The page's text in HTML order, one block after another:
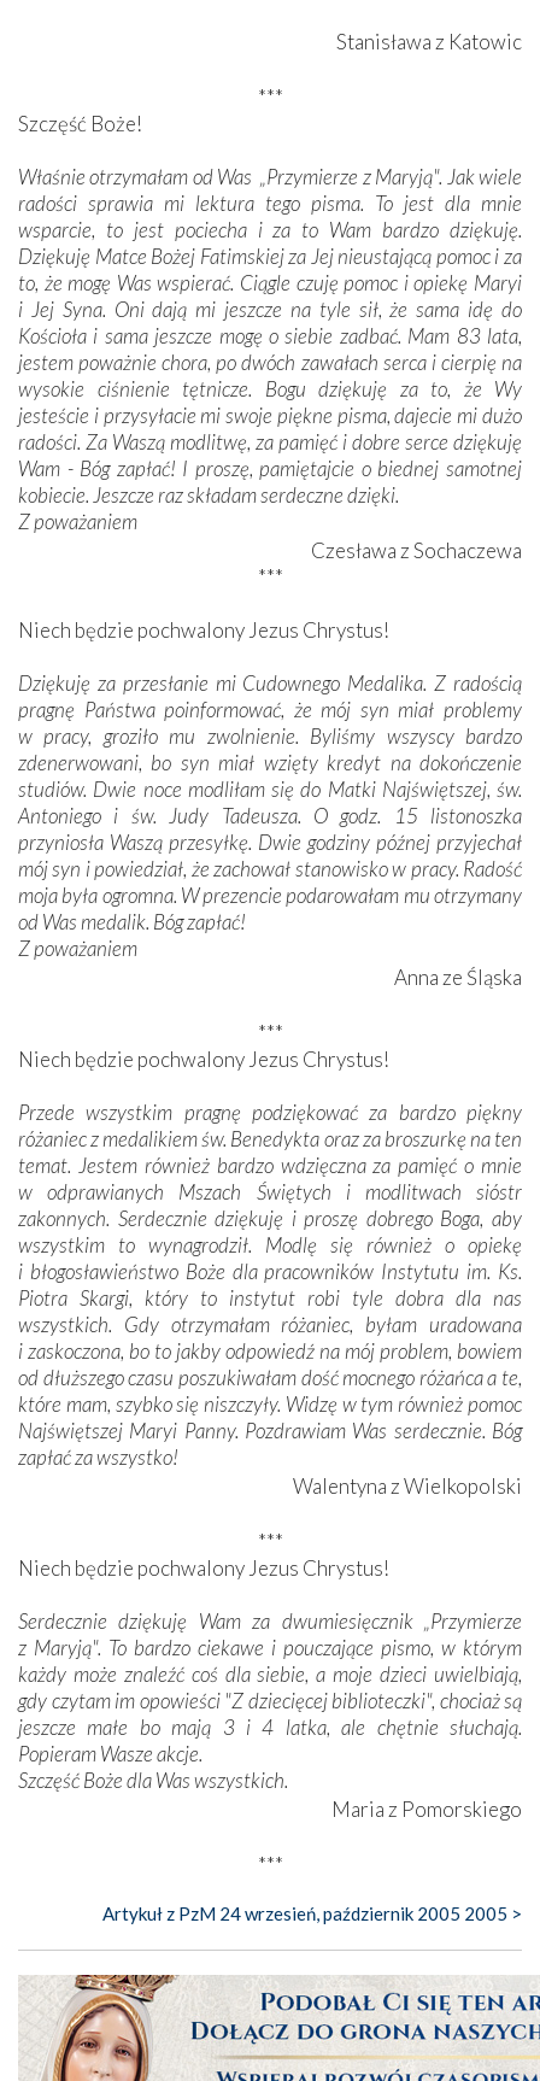
Stanisława z Katowic
***
Szczęść Boże!
Właśnie otrzymałam od Was „Przymierze z Maryją". Jak wiele
radości sprawia mi lektura tego pisma. To jest dla mnie
wsparcie, to jest pociecha i za to Wam bardzo dziękuję.
Dziękuję Matce Bożej Fatimskiej za Jej nieustającą pomoc i za
to, że mogę Was wspierać. Ciągle czuję pomoc i opiekę Maryi
i Jej Syna. Oni dają mi jeszcze na tyle sił, że sama idę do
Kościoła i sama jeszcze mogę o siebie zadbać. Mam 83 lata,
jestem poważnie chora, po dwóch zawałach serca i cierpię na
wysokie ciśnienie tętnicze. Bogu dziękuję za to, że Wy
jesteście i przysyłacie mi swoje piękne pisma, dajecie mi dużo
radości. Za Waszą modlitwę, za pamięć i dobre serce dziękuję
Wam - Bóg zapłać! I proszę, pamiętajcie o biednej samotnej
kobiecie. Jeszcze raz składam serdeczne dzięki.
Z poważaniem
Czesława z Sochaczewa
***
Niech będzie pochwalony Jezus Chrystus!
Dziękuję za przesłanie mi Cudownego Medalika. Z radością
pragnę Państwa poinformować, że mój syn miał problemy
w pracy, groziło mu zwolnienie. Byliśmy wszyscy bardzo
zdenerwowani, bo syn miał wzięty kredyt na dokończenie
studiów. Dwie noce modliłam się do Matki Najświętszej, św.
Antoniego i św. Judy Tadeusza. O godz. 15 listonoszka
przyniosła Waszą przesyłkę. Dwie godziny późnej przyjechał
mój syn i powiedział, że zachował stanowisko w pracy. Radość
moja była ogromna. W prezencie podarowałam mu otrzymany
od Was medalik. Bóg zapłać!
Z poważaniem
Anna ze Śląska
***
Niech będzie pochwalony Jezus Chrystus!
Przede wszystkim pragnę podziękować za bardzo piękny
różaniec z medalikiem św. Benedykta oraz za broszurkę na ten
temat. Jestem również bardzo wdzięczna za pamięć o mnie
w odprawianych Mszach Świętych i modlitwach sióstr
zakonnych. Serdecznie dziękuję i proszę dobrego Boga, aby
wszystkim to wynagrodził. Modlę się również o opiekę
i błogosławieństwo Boże dla pracowników Instytutu im. Ks.
Piotra Skargi, który to instytut robi tyle dobra dla nas
wszystkich. Gdy otrzymałam różaniec, byłam uradowana
i zaskoczona, bo to jakby odpowiedź na mój problem, bowiem
od dłuższego czasu poszukiwałam dość mocnego różańca a te,
które mam, szybko się niszczyły. Widzę w tym również pomoc
Najświętszej Maryi Panny. Pozdrawiam Was serdecznie. Bóg
zapłać za wszystko!
Walentyna z Wielkopolski
***
Niech będzie pochwalony Jezus Chrystus!
Serdecznie dziękuję Wam za dwumiesięcznik „Przymierze
z Maryją". To bardzo ciekawe i pouczające pismo, w którym
każdy może znaleźć coś dla siebie, a moje dzieci uwielbiają,
gdy czytam im opowieści "Z dziecięcej biblioteczki", chociaż są
jeszcze małe bo mają 3 i 4 latka, ale chętnie słuchają.
Popieram Wasze akcje.
Szczęść Boże dla Was wszystkich.
Maria z Pomorskiego
***
Artykuł z PzM 24 wrzesień, październik 2005 2005 >